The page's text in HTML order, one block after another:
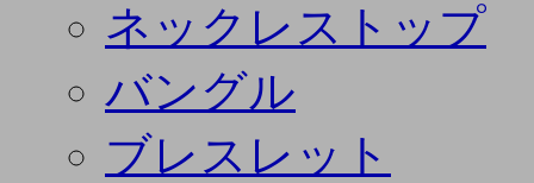
ネックレストップ
バングル
ブレスレット